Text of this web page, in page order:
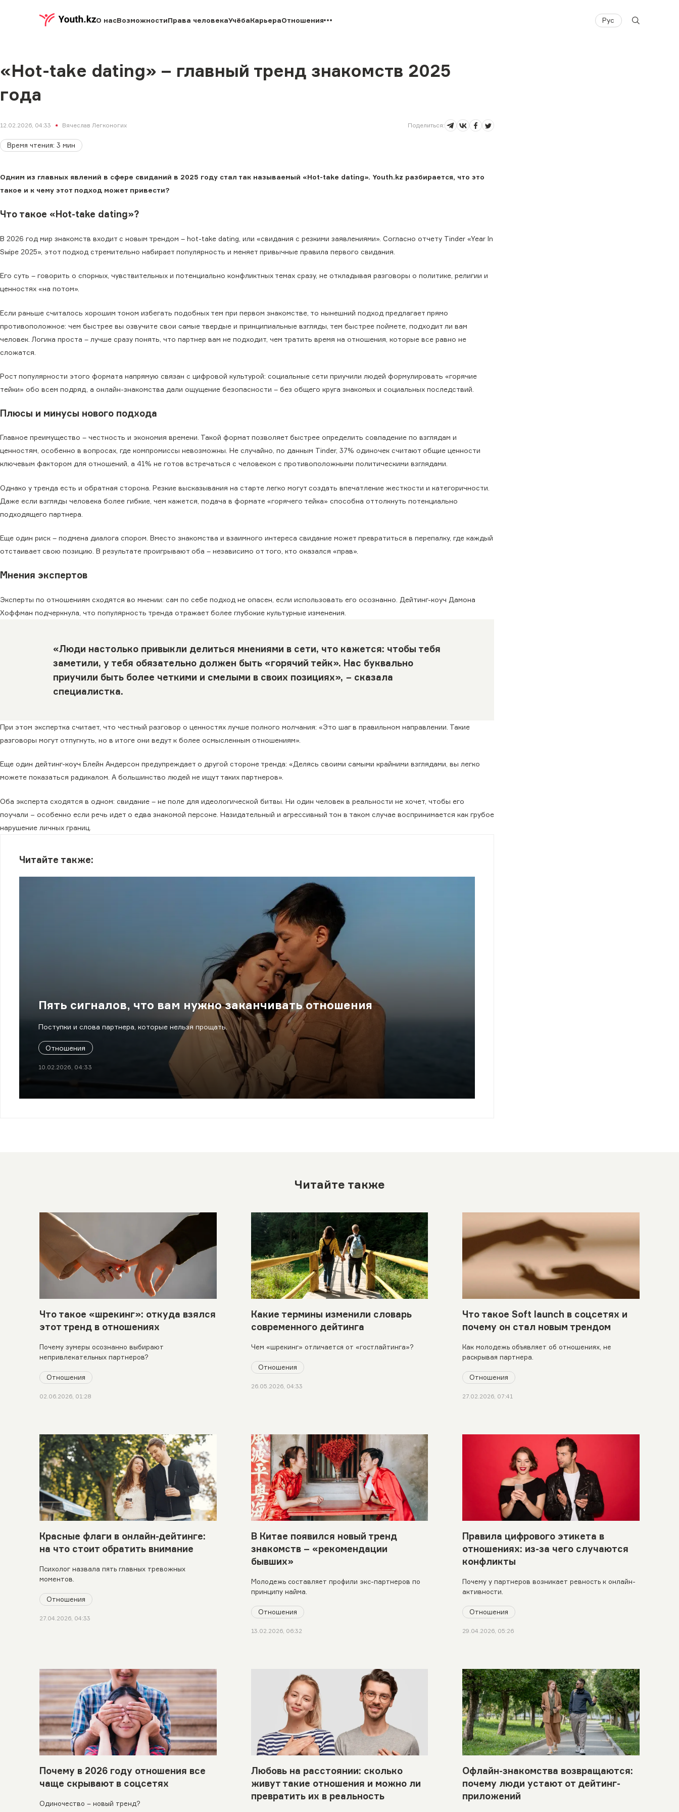
О насВозможностиПрава человекаУчёбаКарьераОтношения Рус
«Hot-take dating» – главный тренд знакомств 2025
года
12.02.2026, 04:33 Вячеслав Легконогих Поделиться:
Время чтения: 3 мин
Одним из главных явлений в сфере свиданий в 2025 году стал так называемый «Hot-take dating». Youth.kz разбирается, что это
такое и к чему этот подход может привести?
Что такое «Hot-take dating»?
В 2026 год мир знакомств входит с новым трендом – hot-take dating, или «свидания с резкими заявлениями». Согласно отчету Tinder «Year In
Swipe 2025», этот подход стремительно набирает популярность и меняет привычные правила первого свидания.
Его суть – говорить о спорных, чувствительных и потенциально конфликтных темах сразу, не откладывая разговоры о политике, религии и
ценностях «на потом».
Если раньше считалось хорошим тоном избегать подобных тем при первом знакомстве, то нынешний подход предлагает прямо
противоположное: чем быстрее вы озвучите свои самые твердые и принципиальные взгляды, тем быстрее поймете, подходит ли вам
человек. Логика проста – лучше сразу понять, что партнер вам не подходит, чем тратить время на отношения, которые все равно не
сложатся.
Рост популярности этого формата напрямую связан с цифровой культурой: социальные сети приучили людей формулировать «горячие
тейки» обо всем подряд, а онлайн-знакомства дали ощущение безопасности – без общего круга знакомых и социальных последствий.
Плюсы и минусы нового подхода
Главное преимущество – честность и экономия времени. Такой формат позволяет быстрее определить совпадение по взглядам и
ценностям, особенно в вопросах, где компромиссы невозможны. Не случайно, по данным Tinder, 37% одиночек считают общие ценности
ключевым фактором для отношений, а 41% не готов встречаться с человеком с противоположными политическими взглядами.
Однако у тренда есть и обратная сторона. Резкие высказывания на старте легко могут создать впечатление жесткости и категоричности.
Даже если взгляды человека более гибкие, чем кажется, подача в формате «горячего тейка» способна оттолкнуть потенциально
подходящего партнера.
Еще один риск – подмена диалога спором. Вместо знакомства и взаимного интереса свидание может превратиться в перепалку, где каждый
отстаивает свою позицию. В результате проигрывают оба – независимо от того, кто оказался «прав».
Мнения экспертов
Эксперты по отношениям сходятся во мнении: сам по себе подход не опасен, если использовать его осознанно. Дейтинг-коуч Дамона
Хоффман подчеркнула, что популярность тренда отражает более глубокие культурные изменения.
«Люди настолько привыкли делиться мнениями в сети, что кажется: чтобы тебя
заметили, у тебя обязательно должен быть «горячий тейк». Нас буквально
приучили быть более четкими и смелыми в своих позициях», − сказала
специалистка.
При этом экспертка считает, что честный разговор о ценностях лучше полного молчания: «Это шаг в правильном направлении. Такие
разговоры могут отпугнуть, но в итоге они ведут к более осмысленным отношениям».
Еще один дейтинг-коуч Блейн Андерсон предупреждает о другой стороне тренда: «Делясь своими самыми крайними взглядами, вы легко
можете показаться радикалом. А большинство людей не ищут таких партнеров».
Оба эксперта сходятся в одном: свидание – не поле для идеологической битвы. Ни один человек в реальности не хочет, чтобы его
поучали − особенно если речь идет о едва знакомой персоне. Назидательный и агрессивный тон в таком случае воспринимается как грубое
нарушение личных границ.
Читайте также:
Пять сигналов, что вам нужно заканчивать отношения
Поступки и слова партнера, которые нельзя прощать.
Отношения
10.02.2026, 04:33
Читайте также
Что такое «шрекинг»: откуда взялся
этот тренд в отношениях
Почему зумеры осознанно выбирают
непривлекательных партнеров?
Отношения
02.06.2026, 01:28
Какие термины изменили словарь
современного дейтинга
Чем «шрекинг» отличается от «гостлайтинга»?
Отношения
26.05.2026, 04:33
Что такое Soft launch в соцсетях и
почему он стал новым трендом
Как молодежь объявляет об отношениях, не
раскрывая партнера.
Отношения
27.02.2026, 07:41
Красные флаги в онлайн-дейтинге:
на что стоит обратить внимание
Психолог назвала пять главных тревожных
моментов.
Отношения
27.04.2026, 04:33
В Китае появился новый тренд
знакомств – «рекомендации
бывших»
Молодежь составляет профили экс-партнеров по
принципу найма.
Отношения
13.02.2026, 06:32
Правила цифрового этикета в
отношениях: из-за чего случаются
конфликты
Почему у партнеров возникает ревность к онлайн-
активности.
Отношения
29.04.2026, 05:26
Почему в 2026 году отношения все
чаще скрывают в соцсетях
Одиночество – новый тренд?
Любовь на расстоянии: сколько
живут такие отношения и можно ли
превратить их в реальность
Офлайн-знакомства возвращаются:
почему люди устают от дейтинг-
приложений